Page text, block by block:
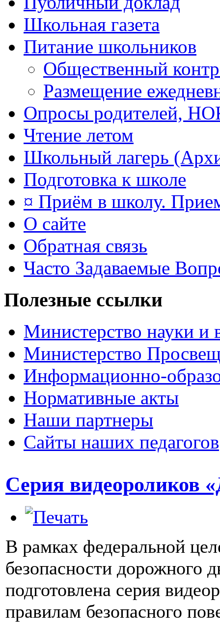
Школьная газета
Питание школьников
Общественный
Размещение
Опросы родителей,
Чтение летом
Школьный лагерь
Подготовка к школе
¤ Приём в школу.
О сайте
Обратная связь
Часто Задаваемые
Полезные ссылки
Министерство науки и
Министерство
Информационно-
Нормативные акты
Наши партнеры
Сайты наших педагогов
Серия видеороликов
В рамках федеральной
безопасности дорожного
подготовлена серия
правилам безопасного